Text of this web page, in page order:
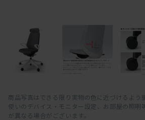
商品写真はできる限り実物の色に近づけるよう
使いのデバイス・モニター設定、お部屋の照明
が異なる場合がございます。